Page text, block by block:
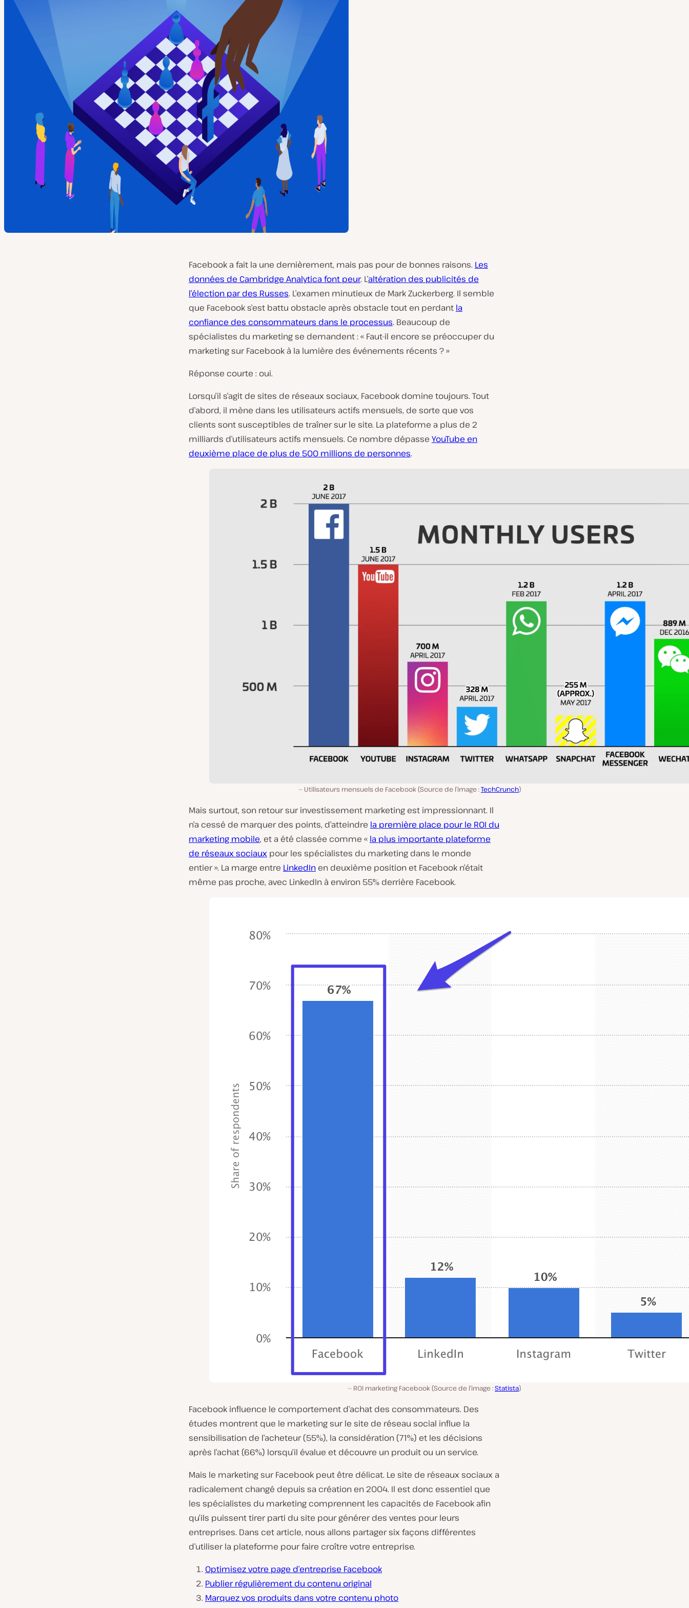
Facebook a fait la une dernièrement, mais pas pour de bonnes raisons. Les
données de Cambridge Analytica font peur. L’altération des publicités de
l’élection par des Russes. L’examen minutieux de Mark Zuckerberg. Il semble
que Facebook s’est battu obstacle après obstacle tout en perdant la
confiance des consommateurs dans le processus. Beaucoup de
spécialistes du marketing se demandent : « Faut-il encore se préoccuper du
marketing sur Facebook à la lumière des événements récents ? »
Réponse courte : oui.
Lorsqu’il s’agit de sites de réseaux sociaux, Facebook domine toujours. Tout
d’abord, il mène dans les utilisateurs actifs mensuels, de sorte que vos
clients sont susceptibles de traîner sur le site. La plateforme a plus de 2
milliards d’utilisateurs actifs mensuels. Ce nombre dépasse YouTube en
deuxième place de plus de 500 millions de personnes.
Utilisateurs mensuels de Facebook (Source de l’image :TechCrunch)
Mais surtout, son retour sur investissement marketing est impressionnant. Il
n’a cessé de marquer des points, d’atteindre la première place pour le ROI du
marketing mobile, et a été classée comme « la plus importante plateforme
de réseaux sociaux pour les spécialistes du marketing dans le monde
entier ». La marge entre LinkedIn en deuxième position et Facebook n’était
même pas proche, avec LinkedIn à environ 55% derrière Facebook.
ROI marketing Facebook (Source de l’image :Statista)
Facebook influence le comportement d’achat des consommateurs. Des
études montrent que le marketing sur le site de réseau social influe la
sensibilisation de l’acheteur (55%), la considération (71%) et les décisions
après l’achat (66%) lorsqu’il évalue et découvre un produit ou un service.
Mais le marketing sur Facebook peut être délicat. Le site de réseaux sociaux a
radicalement changé depuis sa création en 2004. Il est donc essentiel que
les spécialistes du marketing comprennent les capacités de Facebook afin
qu’ils puissent tirer parti du site pour générer des ventes pour leurs
entreprises. Dans cet article, nous allons partager six façons différentes
d’utiliser la plateforme pour faire croître votre entreprise.
Optimisez votre page d’entreprise Facebook
Publier régulièrement du contenu original
Marquez vos produits dans votre contenu photo